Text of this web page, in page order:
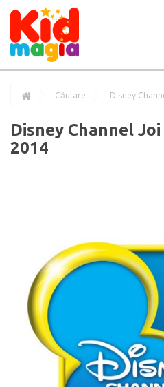
Căutare Disney
Disney Channel
2014